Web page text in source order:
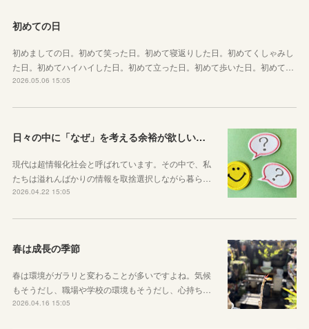
初めての日
初めましての日。初めて笑った日。初めて寝返りした日。初めてくしゃみし
た日。初めてハイハイした日。初めて立った日。初めて歩いた日。初めて…
2026.05.06 15:05
日々の中に「なぜ」を考える余裕が欲しい子どもたちへ
現代は超情報化社会と呼ばれています。その中で、私
たちは溢れんばかりの情報を取捨選択しながら暮ら…
2026.04.22 15:05
春は成長の季節
春は環境がガラリと変わることが多いですよね。気候
もそうだし、職場や学校の環境もそうだし、心持ち…
2026.04.16 15:05